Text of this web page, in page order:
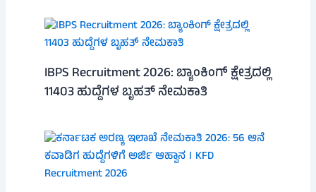
IBPS Recruitment 2026: ಬ್ಯಾಂಕಿಂಗ್ ಕ್ಷೇತ್ರದಲ್ಲಿ
11403 ಹುದ್ದೆಗಳ ಬೃಹತ್ ನೇಮಕಾತಿ